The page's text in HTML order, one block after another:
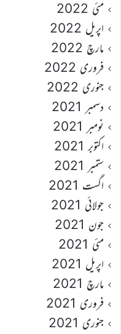
مئی 2022
اپریل 2022
مارچ 2022
فروری 2022
جنوری 2022
دسمبر 2021
نومبر 2021
اکتوبر 2021
ستمبر 2021
اگست 2021
جولائی 2021
جون 2021
مئی 2021
اپریل 2021
مارچ 2021
فروری 2021
جنوری 2021